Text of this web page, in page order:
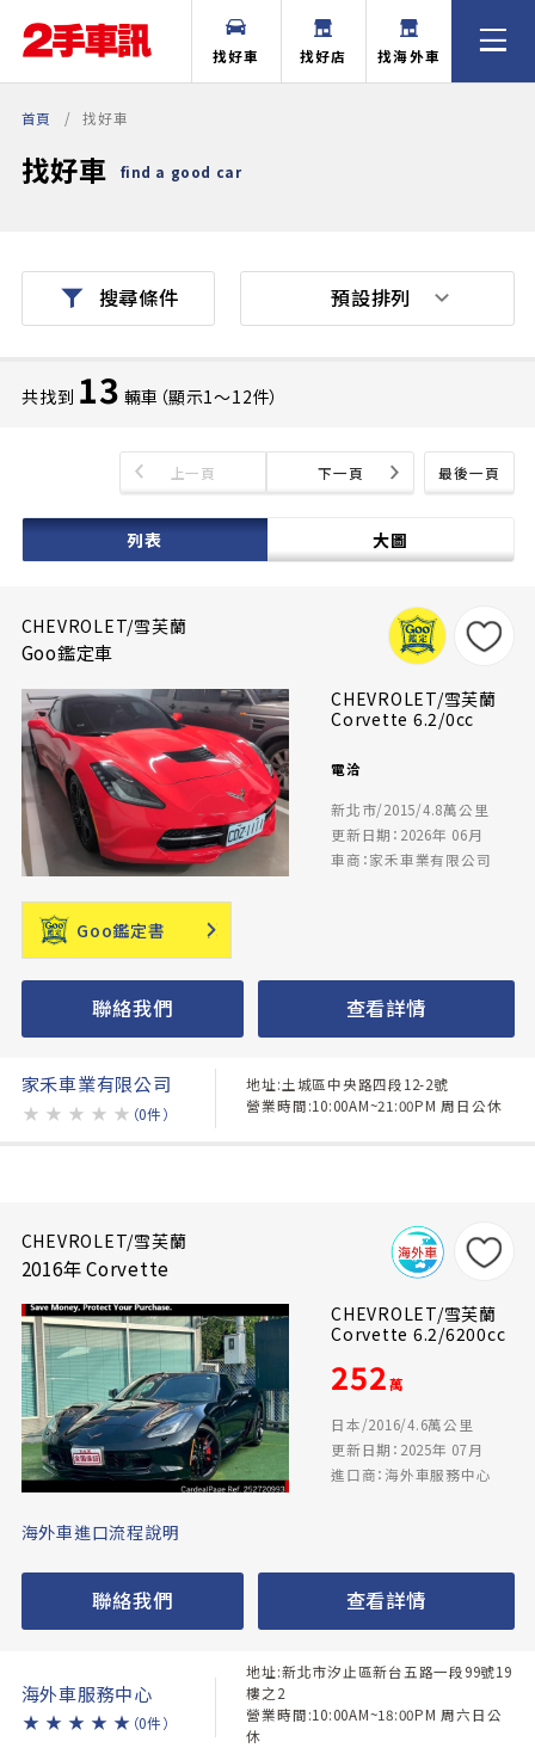
找好車 找好店 找海外車
首頁 找好車
找好車 find a good car
搜尋條件
共找到 13 輛車（顯示1〜12件）
最後一頁
上一頁 下一頁
列表 大圖
預設排列
CHEVROLET/雪芙蘭
Goo鑑定車
CHEVROLET/雪芙蘭
Corvette 6.2/0cc
電洽
新北市/2015/4.8萬公里
更新日期：2026年 06月
車商：家禾車業有限公司
Goo鑑定書
聯絡我們 查看詳情
家禾車業有限公司
★ ★ ★ ★ ★ （0件）
地址:土城區中央路四段12-2號
營業時間:10:00AM~21:00PM 周日公休
CHEVROLET/雪芙蘭
2016年 Corvette
CHEVROLET/雪芙蘭
Corvette 6.2/6200cc
252萬
日本/2016/4.6萬公里
更新日期：2025年 07月
進口商：海外車服務中心
海外車進口流程說明
聯絡我們 查看詳情
海外車服務中心
★ ★ ★ ★ ★ （0件）
地址:新北市汐止區新台五路一段99號19
樓之2
營業時間:10:00AM~18:00PM 周六日公
休